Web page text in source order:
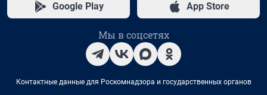
Google Play App Store
Мы в соцсетях
Контактные данные для Роскомнадзора и государственных органов